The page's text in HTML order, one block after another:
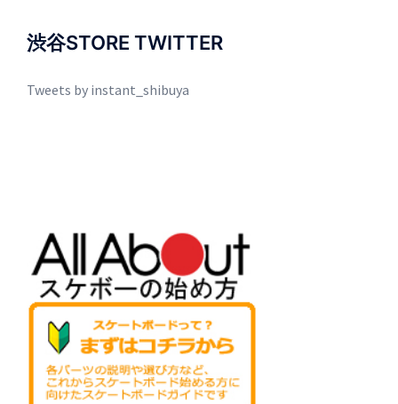
渋谷STORE TWITTER
Tweets by instant_shibuya